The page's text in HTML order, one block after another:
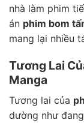
nhà làm phim
án phim bom
mang lại nhiều
Tương Lai
Manga
Tương lai của
dường như